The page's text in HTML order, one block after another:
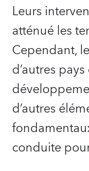
Leurs
atténué les
Cependant,
d’autres
d’autres
conduite